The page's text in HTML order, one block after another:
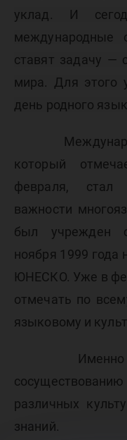
уклад. И
международные
ставят задачу —
мира. Для этого
день родного
который
февраля,
важности
был учрежден
ноября 1999 года
ЮНЕСКО. Уже в
отмечать по
языковому и
Именно
различных
знаний.